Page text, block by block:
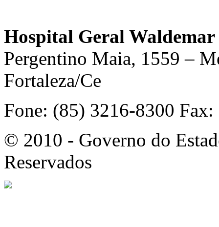
Hospital Geral
Pergentino Maia, 1559 –
Fortaleza/Ce
Fone: (85) 3216-8300
© 2010 - Governo do
Reservados